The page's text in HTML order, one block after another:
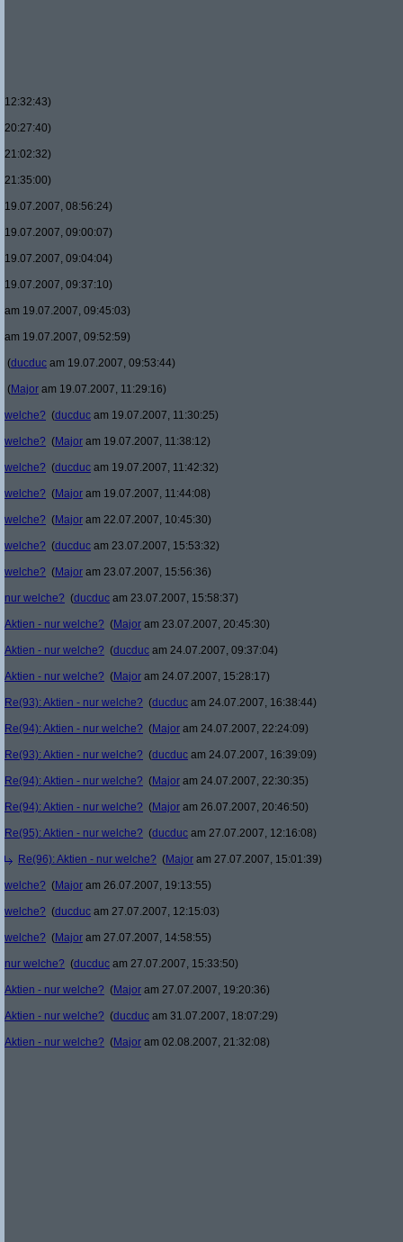
12:32:43)
20:27:40)
21:02:32)
21:35:00)
19.07.2007, 08:56:24)
19.07.2007, 09:00:07)
19.07.2007, 09:04:04)
19.07.2007, 09:37:10)
am 19.07.2007, 09:45:03)
am 19.07.2007, 09:52:59)
(ducduc am 19.07.2007, 09:53:44)
(Major am 19.07.2007, 11:29:16)
welche? (ducduc am 19.07.2007, 11:30:25)
welche? (Major am 19.07.2007, 11:38:12)
welche? (ducduc am 19.07.2007, 11:42:32)
welche? (Major am 19.07.2007, 11:44:08)
welche? (Major am 22.07.2007, 10:45:30)
welche? (ducduc am 23.07.2007, 15:53:32)
welche? (Major am 23.07.2007, 15:56:36)
nur welche? (ducduc am 23.07.2007, 15:58:37)
Aktien - nur welche? (Major am 23.07.2007, 20:45:30)
Aktien - nur welche? (ducduc am 24.07.2007, 09:37:04)
Aktien - nur welche? (Major am 24.07.2007, 15:28:17)
Re(93): Aktien - nur welche? (ducduc am 24.07.2007, 16:38:44)
Re(94): Aktien - nur welche? (Major am 24.07.2007, 22:24:09)
Re(93): Aktien - nur welche? (ducduc am 24.07.2007, 16:39:09)
Re(94): Aktien - nur welche? (Major am 24.07.2007, 22:30:35)
Re(94): Aktien - nur welche? (Major am 26.07.2007, 20:46:50)
Re(95): Aktien - nur welche? (ducduc am 27.07.2007, 12:16:08)
Re(96): Aktien - nur welche? (Major am 27.07.2007, 15:01:39)
welche? (Major am 26.07.2007, 19:13:55)
welche? (ducduc am 27.07.2007, 12:15:03)
welche? (Major am 27.07.2007, 14:58:55)
nur welche? (ducduc am 27.07.2007, 15:33:50)
Aktien - nur welche? (Major am 27.07.2007, 19:20:36)
Aktien - nur welche? (ducduc am 31.07.2007, 18:07:29)
Aktien - nur welche? (Major am 02.08.2007, 21:32:08)